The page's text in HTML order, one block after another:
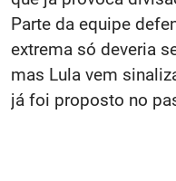
Parte da equipe
extrema só deveria
mas Lula vem
já foi proposto no